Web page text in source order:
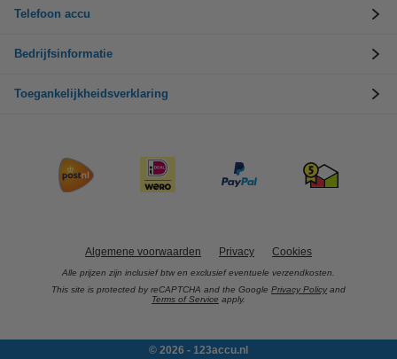
Telefoon accu
Bedrijfsinformatie
Toegankelijkheidsverklaring
Algemene voorwaarden Privacy Cookies
Alle prijzen zijn inclusief btw en exclusief eventuele verzendkosten.
This site is protected by reCAPTCHA and the Google Privacy Policy and
Terms of Service apply.
© 2026 - 123accu.nl